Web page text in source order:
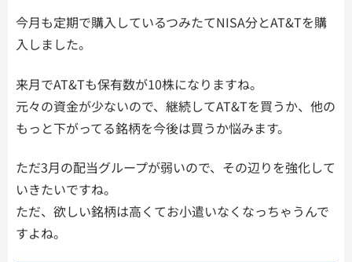
今月も定期で購入しているつみたてNISA分とAT&Tを購
入しました。
来月でAT&Tも保有数が10株になりますね。
元々の資金が少ないので、継続してAT&Tを買うか、他の
もっと下がってる銘柄を今後は買うか悩みます。
ただ3月の配当グループが弱いので、その辺りを強化して
いきたいですね。
ただ、欲しい銘柄は高くてお小遣いなくなっちゃうんで
すよね。